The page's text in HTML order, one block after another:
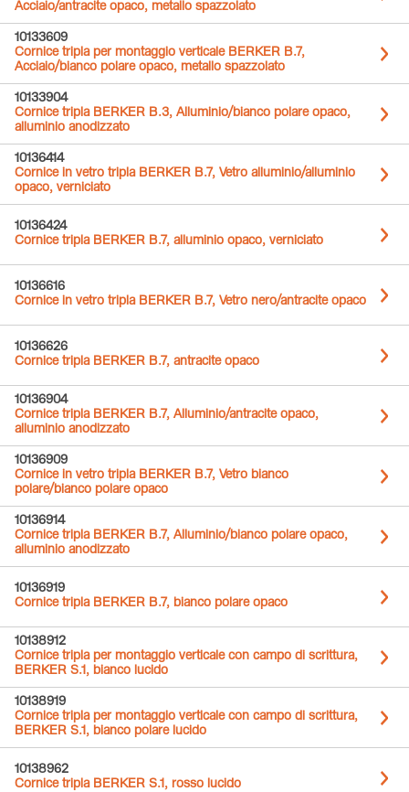
Acciaio/antracite opaco, metallo spazzolato
10133609
Cornice tripla per montaggio verticale BERKER B.7,
Acciaio/bianco polare opaco, metallo spazzolato
10133904
Cornice tripla BERKER B.3, Alluminio/bianco polare opaco,
alluminio anodizzato
10136414
Cornice in vetro tripla BERKER B.7, Vetro alluminio/alluminio
opaco, verniciato
10136424
Cornice tripla BERKER B.7, alluminio opaco, verniciato
10136616
Cornice in vetro tripla BERKER B.7, Vetro nero/antracite opaco
10136626
Cornice tripla BERKER B.7, antracite opaco
10136904
Cornice tripla BERKER B.7, Alluminio/antracite opaco,
alluminio anodizzato
10136909
Cornice in vetro tripla BERKER B.7, Vetro bianco
polare/bianco polare opaco
10136914
Cornice tripla BERKER B.7, Alluminio/bianco polare opaco,
alluminio anodizzato
10136919
Cornice tripla BERKER B.7, bianco polare opaco
10138912
Cornice tripla per montaggio verticale con campo di scrittura,
BERKER S.1, bianco lucido
10138919
Cornice tripla per montaggio verticale con campo di scrittura,
BERKER S.1, bianco polare lucido
10138962
Cornice tripla BERKER S.1, rosso lucido